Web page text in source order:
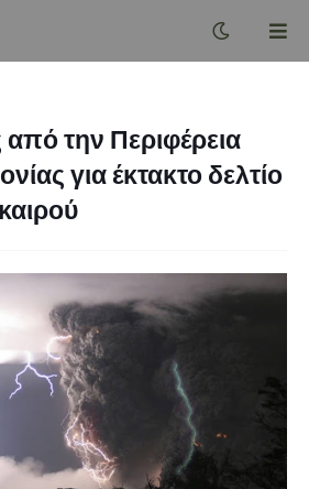
την Περιφέρεια
για έκτακτο δελτίο